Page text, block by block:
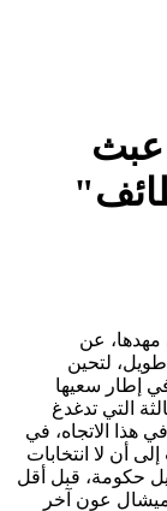
عبث
عن
لتحين
إطار سعيها
التي تدغدغ
هذا الاتجاه، في
أن لا انتخابات
حكومة، قبل أقل
ميشال عون آخر